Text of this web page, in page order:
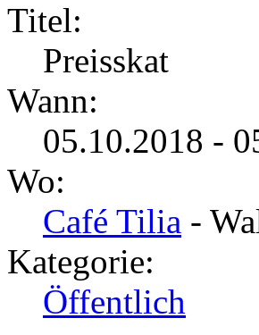
Titel:
Preisskat
Wann:
05.10.2018 -
Wo:
Café Tilia -
Kategorie:
Öffentlich